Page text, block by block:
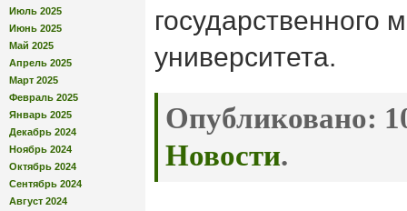
Июль 2025
Июнь 2025
Май 2025
Апрель 2025
Март 2025
Февраль 2025
Январь 2025
Декабрь 2024
Ноябрь 2024
Октябрь 2024
Сентябрь 2024
Август 2024
государственного
университета.
Опубликовано:
Новости.